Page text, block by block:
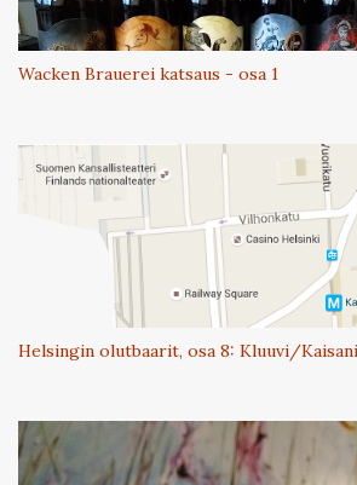
Wacken Brauerei katsaus - osa 1
Helsingin olutbaarit, osa 8: Kluuvi/